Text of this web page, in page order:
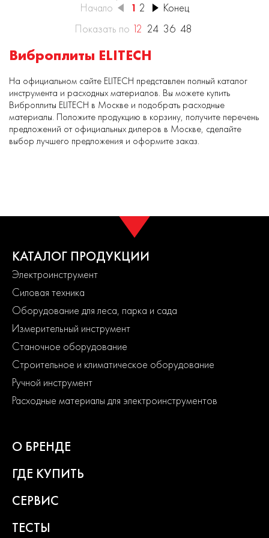
Начало
1 2
Конец
Показать по 12 24 36 48
Виброплиты ELITECH
На официальном сайте ELITECH представлен полный каталог
инструмента и расходных материалов. Вы можете купить
Виброплиты ELITECH в Москве и подобрать расходные
материалы. Положите продукцию в корзину, получите перечень
предложений от официальных дилеров в Москве, сделайте
выбор лучшего предложения и оформите заказ.
КАТАЛОГ ПРОДУКЦИИ
Электроинструмент
Силовая техника
Оборудование для леса, парка и сада
Измерительный инструмент
Станочное оборудование
Строительное и климатическое оборудование
Ручной инструмент
Расходные материалы для электроинструментов
О БРЕНДЕ
ГДЕ КУПИТЬ
СЕРВИС
ТЕСТЫ